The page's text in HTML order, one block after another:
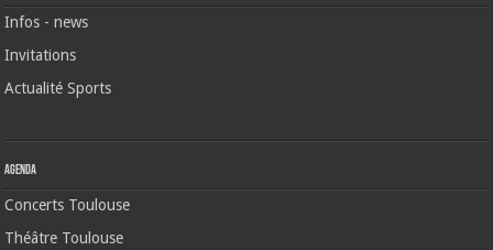
Infos - news
Invitations
Actualité Sports
Agenda
Concerts Toulouse
Théâtre Toulouse